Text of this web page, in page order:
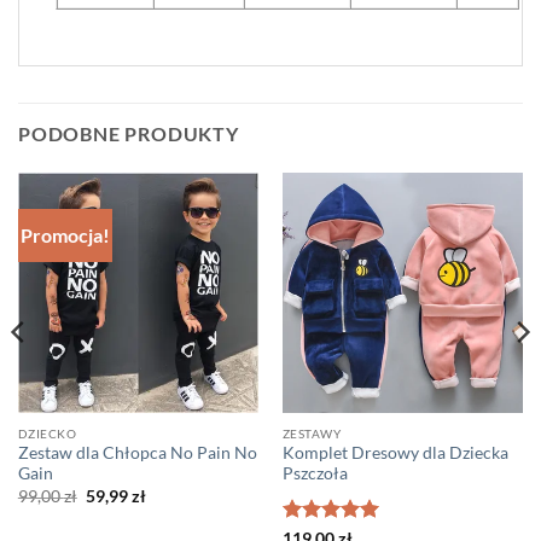
PODOBNE PRODUKTY
Promocja!
DZIECKO
Zestaw dla Chłopca No Pain No
Gain
99,00zł Pierwotna
cena
59,99złAktualna
ZESTAWY
Komplet Dresowy dla Dziecka
Pszczoła
Oceniono